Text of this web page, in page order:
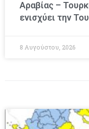
Αραβίας –
ενισχύει την
8 Αυγούστου, 2026